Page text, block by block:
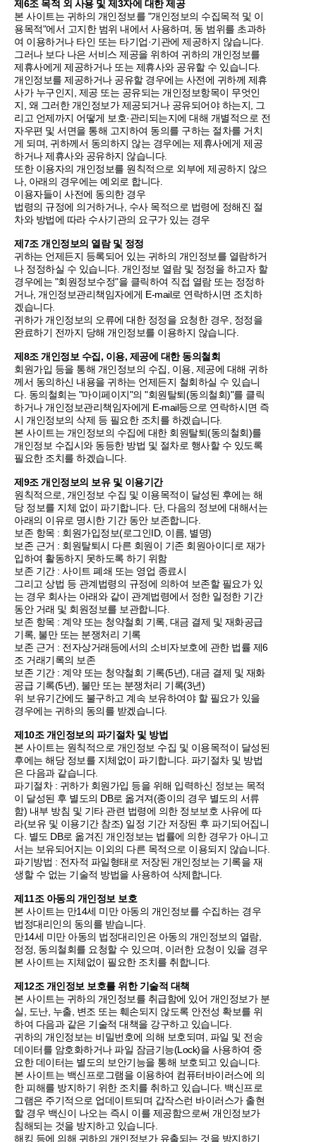
제6조 목적 외 사용 및 제3자에 대한 제공
본 사이트는 귀하의 개인정보를 "개인정보의 수집목적 및 이
용목적"에서 고지한 범위 내에서 사용하며, 동 범위를 초과하
여 이용하거나 타인 또는 타기업·기관에 제공하지 않습니다.
그러나 보다 나은 서비스 제공을 위하여 귀하의 개인정보를
제휴사에게 제공하거나 또는 제휴사와 공유할 수 있습니다.
개인정보를 제공하거나 공유할 경우에는 사전에 귀하께 제휴
사가 누구인지, 제공 또는 공유되는 개인정보항목이 무엇인
지, 왜 그러한 개인정보가 제공되거나 공유되어야 하는지, 그
리고 언제까지 어떻게 보호·관리되는지에 대해 개별적으로 전
자우편 및 서면을 통해 고지하여 동의를 구하는 절차를 거치
게 되며, 귀하께서 동의하지 않는 경우에는 제휴사에게 제공
하거나 제휴사와 공유하지 않습니다.
또한 이용자의 개인정보를 원칙적으로 외부에 제공하지 않으
나, 아래의 경우에는 예외로 합니다.
이용자들이 사전에 동의한 경우
법령의 규정에 의거하거나, 수사 목적으로 법령에 정해진 절
차와 방법에 따라 수사기관의 요구가 있는 경우
제7조 개인정보의 열람 및 정정
귀하는 언제든지 등록되어 있는 귀하의 개인정보를 열람하거
나 정정하실 수 있습니다. 개인정보 열람 및 정정을 하고자 할
경우에는 "회원정보수정"을 클릭하여 직접 열람 또는 정정하
거나, 개인정보관리책임자에게 E-mail로 연락하시면 조치하
겠습니다.
귀하가 개인정보의 오류에 대한 정정을 요청한 경우, 정정을
완료하기 전까지 당해 개인정보를 이용하지 않습니다.
제8조 개인정보 수집, 이용, 제공에 대한 동의철회
회원가입 등을 통해 개인정보의 수집, 이용, 제공에 대해 귀하
께서 동의하신 내용을 귀하는 언제든지 철회하실 수 있습니
다. 동의철회는 "마이페이지"의 "회원탈퇴(동의철회)"를 클릭
하거나 개인정보관리책임자에게 E-mail등으로 연락하시면 즉
시 개인정보의 삭제 등 필요한 조치를 하겠습니다.
본 사이트는 개인정보의 수집에 대한 회원탈퇴(동의철회)를
개인정보 수집시와 동등한 방법 및 절차로 행사할 수 있도록
필요한 조치를 하겠습니다.
제9조 개인정보의 보유 및 이용기간
원칙적으로, 개인정보 수집 및 이용목적이 달성된 후에는 해
당 정보를 지체 없이 파기합니다. 단, 다음의 정보에 대해서는
아래의 이유로 명시한 기간 동안 보존합니다.
보존 항목 : 회원가입정보(로그인ID, 이름, 별명)
보존 근거 : 회원탈퇴시 다른 회원이 기존 회원아이디로 재가
입하여 활동하지 못하도록 하기 위함
보존 기간 : 사이트 폐쇄 또는 영업 종료시
그리고 상법 등 관계법령의 규정에 의하여 보존할 필요가 있
는 경우 회사는 아래와 같이 관계법령에서 정한 일정한 기간
동안 거래 및 회원정보를 보관합니다.
보존 항목 : 계약 또는 청약철회 기록, 대금 결제 및 재화공급
기록, 불만 또는 분쟁처리 기록
보존 근거 : 전자상거래등에서의 소비자보호에 관한 법률 제6
조 거래기록의 보존
보존 기간 : 계약 또는 청약철회 기록(5년), 대금 결제 및 재화
공급 기록(5년), 불만 또는 분쟁처리 기록(3년)
위 보유기간에도 불구하고 계속 보유하여야 할 필요가 있을
경우에는 귀하의 동의를 받겠습니다.
제10조 개인정보의 파기절차 및 방법
본 사이트는 원칙적으로 개인정보 수집 및 이용목적이 달성된
후에는 해당 정보를 지체없이 파기합니다. 파기절차 및 방법
은 다음과 같습니다.
파기절차 : 귀하가 회원가입 등을 위해 입력하신 정보는 목적
이 달성된 후 별도의 DB로 옮겨져(종이의 경우 별도의 서류
함) 내부 방침 및 기타 관련 법령에 의한 정보보호 사유에 따
라(보유 및 이용기간 참조) 일정 기간 저장된 후 파기되어집니
다. 별도 DB로 옮겨진 개인정보는 법률에 의한 경우가 아니고
서는 보유되어지는 이외의 다른 목적으로 이용되지 않습니다.
파기방법 : 전자적 파일형태로 저장된 개인정보는 기록을 재
생할 수 없는 기술적 방법을 사용하여 삭제합니다.
제11조 아동의 개인정보 보호
본 사이트는 만14세 미만 아동의 개인정보를 수집하는 경우
법정대리인의 동의를 받습니다.
만14세 미만 아동의 법정대리인은 아동의 개인정보의 열람,
정정, 동의철회를 요청할 수 있으며, 이러한 요청이 있을 경우
본 사이트는 지체없이 필요한 조치를 취합니다.
제12조 개인정보 보호를 위한 기술적 대책
본 사이트는 귀하의 개인정보를 취급함에 있어 개인정보가 분
실, 도난, 누출, 변조 또는 훼손되지 않도록 안전성 확보를 위
하여 다음과 같은 기술적 대책을 강구하고 있습니다.
귀하의 개인정보는 비밀번호에 의해 보호되며, 파일 및 전송
데이터를 암호화하거나 파일 잠금기능(Lock)을 사용하여 중
요한 데이터는 별도의 보안기능을 통해 보호되고 있습니다.
본 사이트는 백신프로그램을 이용하여 컴퓨터바이러스에 의
한 피해를 방지하기 위한 조치를 취하고 있습니다. 백신프로
그램은 주기적으로 업데이트되며 갑작스런 바이러스가 출현
할 경우 백신이 나오는 즉시 이를 제공함으로써 개인정보가
침해되는 것을 방지하고 있습니다.
해킹 등에 의해 귀하의 개인정보가 유출되는 것을 방지하기